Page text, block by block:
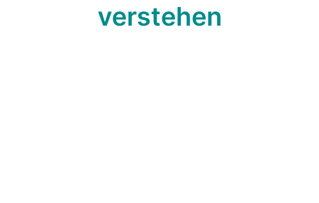
verstehen